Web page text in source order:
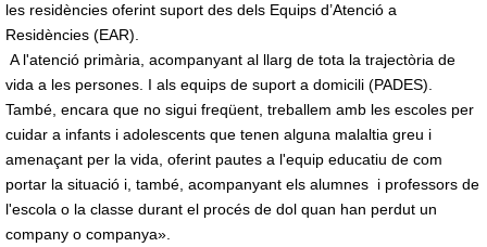
les residències oferint suport des dels Equips d’Atenció a
Residències (EAR).
A l'atenció primària, acompanyant al llarg de tota la trajectòria de
vida a les persones. I als equips de suport a domicili (PADES).
També, encara que no sigui freqüent, treballem amb les escoles per
cuidar a infants i adolescents que tenen alguna malaltia greu i
amenaçant per la vida, oferint pautes a l'equip educatiu de com
portar la situació i, també, acompanyant els alumnes i professors de
l'escola o la classe durant el procés de dol quan han perdut un
company o companya».